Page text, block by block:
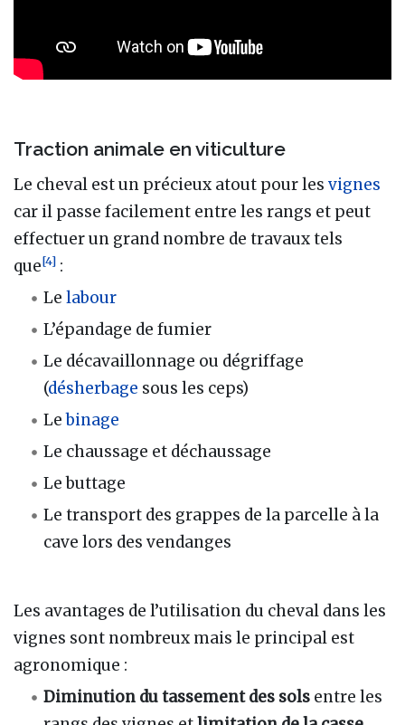
Traction animale en viticulture
Le cheval est un précieux atout pour les vignes
car il passe facilement entre les rangs et peut
effectuer un grand nombre de travaux tels
que[4] :
Lelabour
L’épandage de fumier
Le décavaillonnage ou dégriffage
(désherbage sous les ceps)
Lebinage
Le chaussage et déchaussage
Le buttage
Le transport des grappes de la parcelle à la
cave lors des vendanges
Les avantages de l’utilisation du cheval dans les
vignes sont nombreux mais le principal est
agronomique :
Diminution du tassement des sols entre les